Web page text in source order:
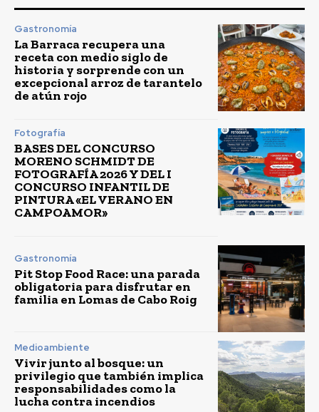
Gastronomía
La Barraca recupera una
receta con medio siglo de
historia y sorprende con un
excepcional arroz de tarantelo
de atún rojo
Fotografía
BASES DEL CONCURSO
MORENO SCHMIDT DE
FOTOGRAFÍA 2026 Y DEL I
CONCURSO INFANTIL DE
PINTURA «EL VERANO EN
CAMPOAMOR»
Gastronomía
Pit Stop Food Race: una parada
obligatoria para disfrutar en
familia en Lomas de Cabo Roig
Medioambiente
Vivir junto al bosque: un
privilegio que también implica
responsabilidades como la
lucha contra incendios